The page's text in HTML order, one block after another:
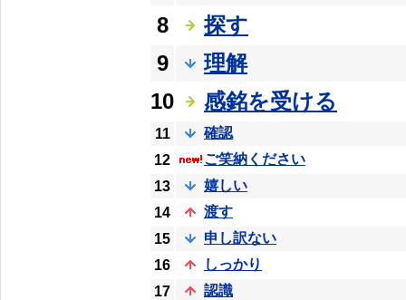
8
探す
9
理解
10
感銘を受ける
11
確認
12
ご笑納ください
13
嬉しい
14
渡す
15
申し訳ない
16
しっかり
17
認識